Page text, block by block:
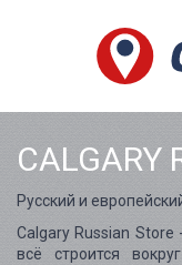
CALGARY
Русский и
Calgary Russian Store
всё строится